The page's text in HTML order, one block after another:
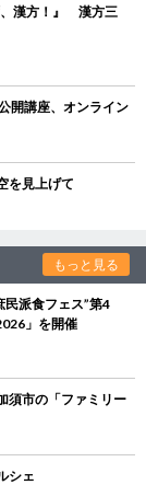
、漢方！』 漢方三
開講座、オンライン
を見上げて
もっと見る
派食フェス”第4
」を開催
須市の「ファミリー
シェ